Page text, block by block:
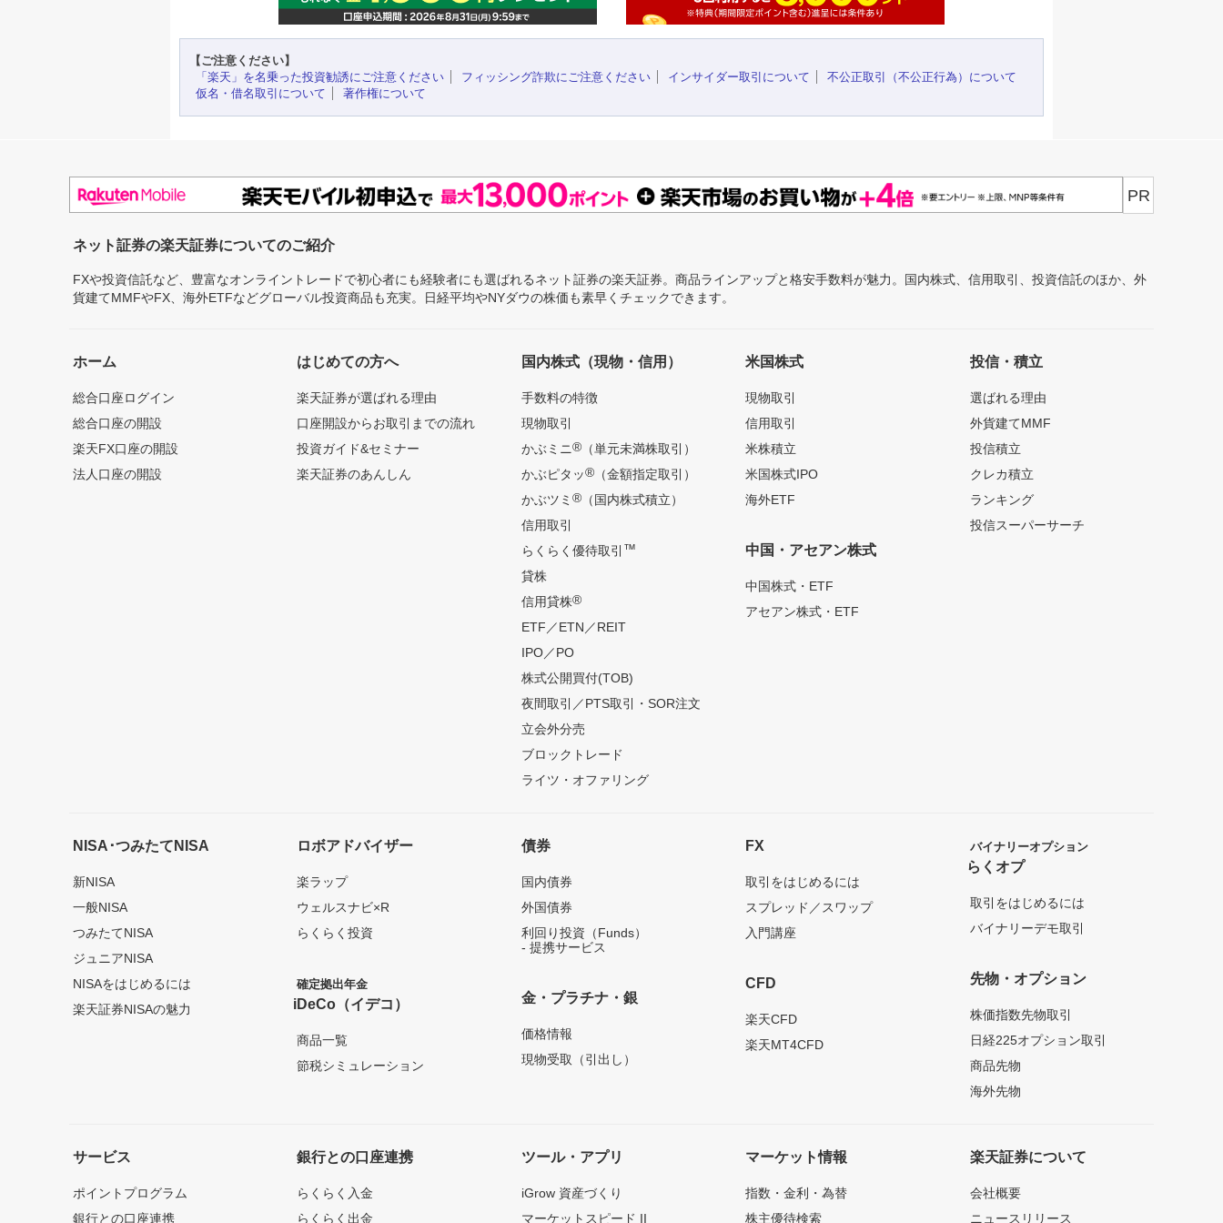
【ご注意ください】
「楽天」を名乗った投資勧誘にご注意ください
フィッシング詐欺にご注意ください インサイダー取引について
不公正取引（不公正行為）について
仮名・借名取引について
著作権について
PR
ネット証券の楽天証券についてのご紹介
FXや投資信託など、豊富なオンライントレードで初心者にも経験者にも選ばれるネット証券の楽天証券。商品ラインアップと格安手数料が魅力。国内株式、信用取引、投資信託のほか、外
貨建てMMFやFX、海外ETFなどグローバル投資商品も充実。日経平均やNYダウの株価も素早くチェックできます。
ホーム
総合口座ログイン
総合口座の開設
楽天FX口座の開設
法人口座の開設
はじめての方へ
楽天証券が選ばれる理由
口座開設からお取引までの流れ
投資ガイド&セミナー
楽天証券のあんしん
国内株式（現物・信用）
手数料の特徴
現物取引
かぶミニ®（単元未満株取引）
かぶピタッ®（金額指定取引）
かぶツミ ®（国内株式積立）
信用取引
らくらく優待取引 ™
貸株
信用貸株®
ETF／ETN／REIT
IPO／PO
株式公開買付(TOB)
夜間取引／PTS取引・SOR注文
立会外分売
ブロックトレード
ライツ・オファリング
米国株式
現物取引
信用取引
米株積立
米国株式IPO
海外ETF
中国・アセアン株式
中国株式・ETF
アセアン株式・ETF
投信・積立
選ばれる理由
外貨建てMMF
投信積立
クレカ積立
ランキング
投信スーパーサーチ
NISA･つみたてNISA
新NISA
一般NISA
つみたてNISA
ジュニアNISA
NISAをはじめるには
楽天証券NISAの魅力
ロボアドバイザー
楽ラップ
ウェルスナビ×R
らくらく投資
確定拠出年金
iDeCo（イデコ）
商品一覧
節税シミュレーション
債券
国内債券
外国債券
利回り投資（Funds）
- 提携サービス
金・プラチナ・銀
価格情報
現物受取（引出し）
FX
取引をはじめるには
スプレッド／スワップ
入門講座
CFD
楽天CFD
楽天MT4CFD
バイナリーオプション
らくオプ
取引をはじめるには
バイナリーデモ取引
先物・オプション
株価指数先物取引
日経225オプション取引
商品先物
海外先物
サービス
ポイントプログラム
銀行との口座連携
銀行との口座連携
らくらく入金
らくらく出金
ツール・アプリ
iGrow 資産づくり
マーケットスピード II
マーケット情報
指数・金利・為替
株主優待検索
楽天証券について
会社概要
ニュースリリース